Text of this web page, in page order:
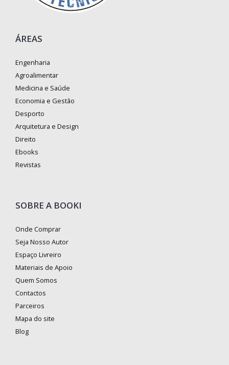
ÁREAS
Engenharia
Agroalimentar
Medicina e Saúde
Economia e Gestão
Desporto
Arquitetura e Design
Direito
Ebooks
Revistas
SOBRE A BOOKI
Onde Comprar
Seja Nosso Autor
Espaço Livreiro
Materiais de Apoio
Quem Somos
Contactos
Parceiros
Mapa do site
Blog